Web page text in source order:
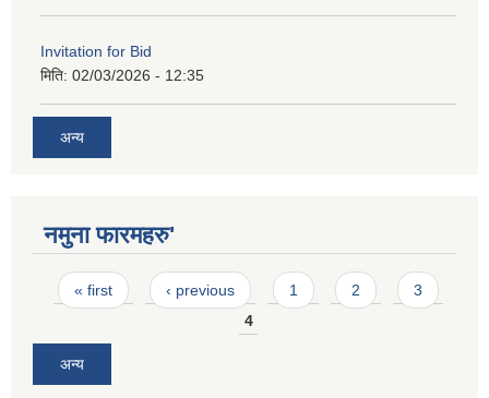
Invitation for Bid
मिति: 02/03/2026 - 12:35
अन्य
नमुना फारमहरु'
Pages
« first ‹ previous 1 2
3
4
अन्य